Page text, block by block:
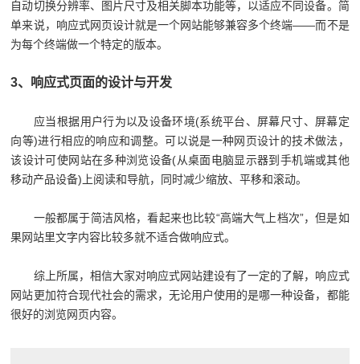
自动切换分辨率、图片尺寸及相关脚本功能等，以适应不同设备。简
单来说，响应式网页设计就是一个网站能够兼容多个终端——而不是
为每个终端做一个特定的版本。
3、响应式页面的设计与开发
应当根据用户行为以及设备环境(系统平台、屏幕尺寸、屏幕定
向等)进行相应的响应和调整。可以说是一种网页设计的技术做法，
该设计可使网站在多种浏览设备(从桌面电脑显示器到手机端或其他
移动产品设备)上阅读和导航，同时减少缩放、平移和滚动。
一般都属于简洁风格，看起来也比较“高端大气上档次”，但是如
果网站里文字内容比较多就不适合做响应式。
综上所属，相信大家对响应式网站建设有了一定的了解，响应式
网站更加符合现代社会的需求，无论用户使用的是哪一种设备，都能
很好的浏览网页内容。